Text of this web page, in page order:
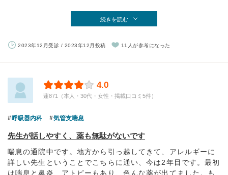
続きを読む
2023年12月受診 / 2023年12月投稿 11人が参考になった
4.0
蓬871（本人・30代・女性・掲載口コミ5件）
呼吸器内科 気管支喘息
先生が話しやすく、薬も無駄がないです
喘息の通院中です。地方から引っ越してきて、アレルギーに
詳しい先生ということでこちらに通い、今は2年目です。最初
は喘息と鼻炎、アトピーもあり、色んな薬が出てました。も